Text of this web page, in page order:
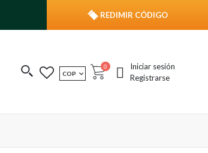
REDIMIR CÓDIGO
MONEDA
COP Cart
0 publicacionesIniciar sesión
Registrarse